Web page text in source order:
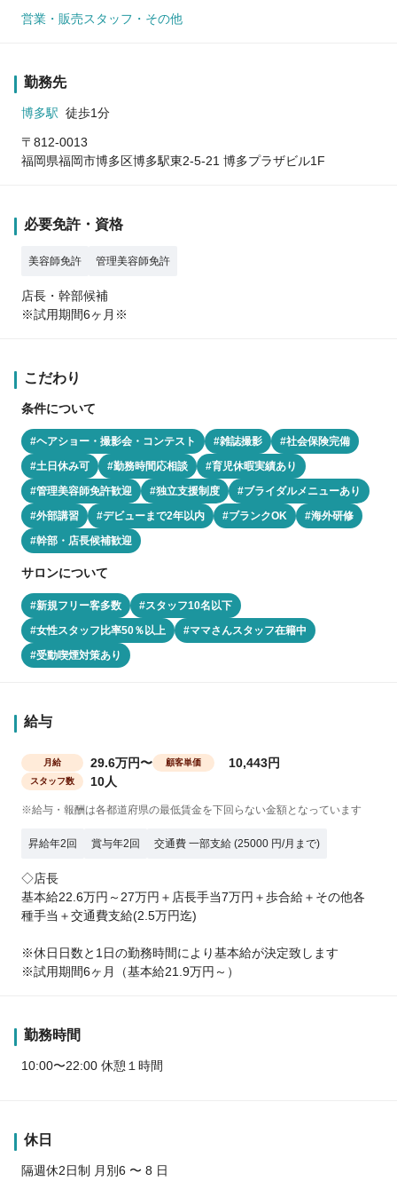
営業・販売スタッフ・その他
勤務先
博多駅 徒歩1分
〒812-0013
福岡県福岡市博多区博多駅東2-5-21 博多プラザビル1F
必要免許・資格
美容師免許 管理美容師免許
店長・幹部候補
※試用期間6ヶ月※
こだわり
条件について
#ヘアショー・撮影会・コンテスト #雑誌撮影
#社会保険完備
#土日休み可
#勤務時間応相談
#育児休暇実績あり
#管理美容師免許歓迎
#独立支援制度
#ブライダルメニューあり
#外部講習
#デビューまで2年以内 #ブランクOK
#海外研修
#幹部・店長候補歓迎
サロンについて
#新規フリー客多数
#スタッフ10名以下
#女性スタッフ比率50％以上
#ママさんスタッフ在籍中
#受動喫煙対策あり
給与
月給 29.6万円〜 顧客単価 10,443円
スタッフ数 10人
※給与・報酬は各都道府県の最低賃金を下回らない金額となっています
昇給年2回 賞与年2回 交通費 一部支給 (25000 円/月まで)
◇店長
基本給22.6万円～27万円＋店長手当7万円＋歩合給＋その他各
種手当＋交通費支給(2.5万円迄)
※休日日数と1日の勤務時間により基本給が決定致します
※試用期間6ヶ月（基本給21.9万円～）
勤務時間
10:00〜22:00 休憩１時間
休日
隔週休2日制 月別6 〜 8 日